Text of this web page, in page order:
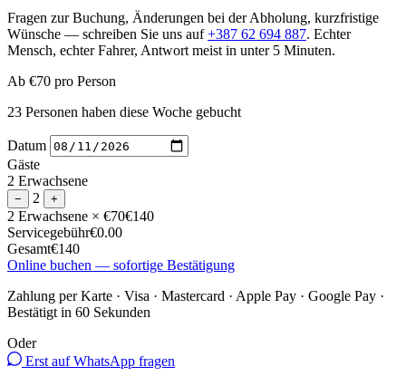
Fragen zur Buchung, Änderungen bei der Abholung, kurzfristige
Wünsche — schreiben Sie uns auf+387 62 694 887. Echter
Mensch, echter Fahrer, Antwort meist in unter 5 Minuten.
Ab €70 pro Person
23 Personen haben diese Woche gebucht
Datum
Gäste
2 Erwachsene
− 2 +
2 Erwachsene × €70€140
Servicegebühr€0.00
Gesamt€140
Online buchen — sofortige Bestätigung
Zahlung per Karte · Visa · Mastercard · Apple Pay · Google Pay ·
Bestätigt in 60 Sekunden
Oder
Erst auf WhatsApp fragen